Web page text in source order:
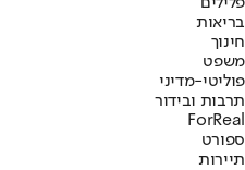
בריאות
חינוך
משפט
פוליטי-מדיני
תרבות ובידור
ForReal
ספורט
תיירות